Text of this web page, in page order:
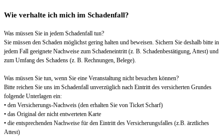
Wie verhalte ich mich im Schadenfall?
Was müssen Sie in jedem Schadenfall tun?
Sie müssen den Schaden möglichst gering halten und beweisen. Sichern Sie deshalb bitte in
jedem Fall geeignete Nachweise zum Schadeneintritt (z. B. Schadenbestätigung, Attest) und
zum Umfang des Schadens (z. B. Rechnungen, Belege).
Was müssen Sie tun, wenn Sie eine Veranstaltung nicht besuchen können?
Bitte reichen Sie uns im Schadenfall unverzüglich nach Eintritt des versicherten Grundes
folgende Unterlagen ein:
• den Versicherungs-Nachweis (den erhalten Sie von Ticket Scharf)
• das Original der nicht entwerteten Karte
• die entsprechenden Nachweise für den Eintritt des Versicherungsfalles (z.B. ärztliches
Attest)